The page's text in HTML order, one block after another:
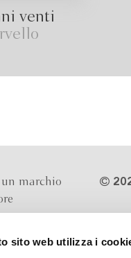
sito web utilizza i
venti
marchio